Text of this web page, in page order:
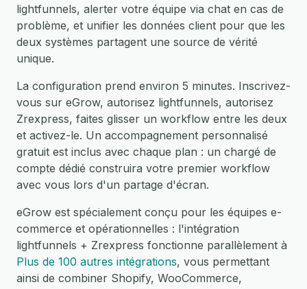
lightfunnels, alerter votre équipe via chat en cas de
problème, et unifier les données client pour que les
deux systèmes partagent une source de vérité
unique.
La configuration prend environ 5 minutes. Inscrivez-
vous sur eGrow, autorisez lightfunnels, autorisez
Zrexpress, faites glisser un workflow entre les deux
et activez-le. Un accompagnement personnalisé
gratuit est inclus avec chaque plan : un chargé de
compte dédié construira votre premier workflow
avec vous lors d'un partage d'écran.
eGrow est spécialement conçu pour les équipes e-
commerce et opérationnelles : l'intégration
lightfunnels + Zrexpress fonctionne parallèlement à
Plus de 100 autres intégrations, vous permettant
ainsi de combiner Shopify, WooCommerce,